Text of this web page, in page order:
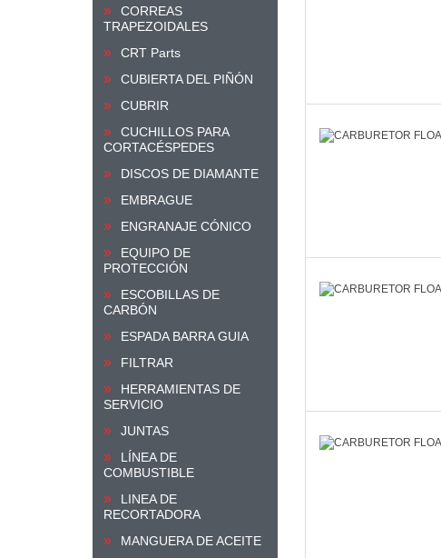
CORREAS
TRAPEZOIDALES
CRT Parts
CUBIERTA DEL PIÑÓN
CUBRIR
CUCHILLOS PARA
CORTACÉSPEDES
DISCOS DE DIAMANTE
EMBRAGUE
ENGRANAJE CÓNICO
EQUIPO DE
PROTECCIÓN
ESCOBILLAS DE
CARBÓN
ESPADA BARRA GUIA
FILTRAR
HERRAMIENTAS DE
SERVICIO
JUNTAS
LÍNEA DE
COMBUSTIBLE
LINEA DE
RECORTADORA
MANGUERA DE ACEITE